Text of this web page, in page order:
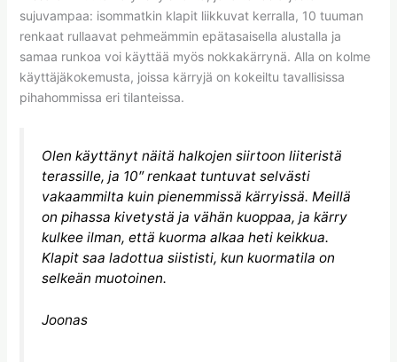
sujuvampaa: isommatkin klapit liikkuvat kerralla, 10 tuuman
renkaat rullaavat pehmeämmin epätasaisella alustalla ja
samaa runkoa voi käyttää myös nokkakärrynä. Alla on kolme
käyttäjäkokemusta, joissa kärryjä on kokeiltu tavallisissa
pihahommissa eri tilanteissa.
Olen käyttänyt näitä halkojen siirtoon liiteristä
terassille, ja 10″ renkaat tuntuvat selvästi
vakaammilta kuin pienemmissä kärryissä. Meillä
on pihassa kivetystä ja vähän kuoppaa, ja kärry
kulkee ilman, että kuorma alkaa heti keikkua.
Klapit saa ladottua siististi, kun kuormatila on
selkeän muotoinen.
Joonas